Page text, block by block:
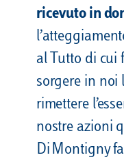
ricevuto in
al Tutto di cui
sorgere in noi
rimettere
nostre azioni
Di Montigny